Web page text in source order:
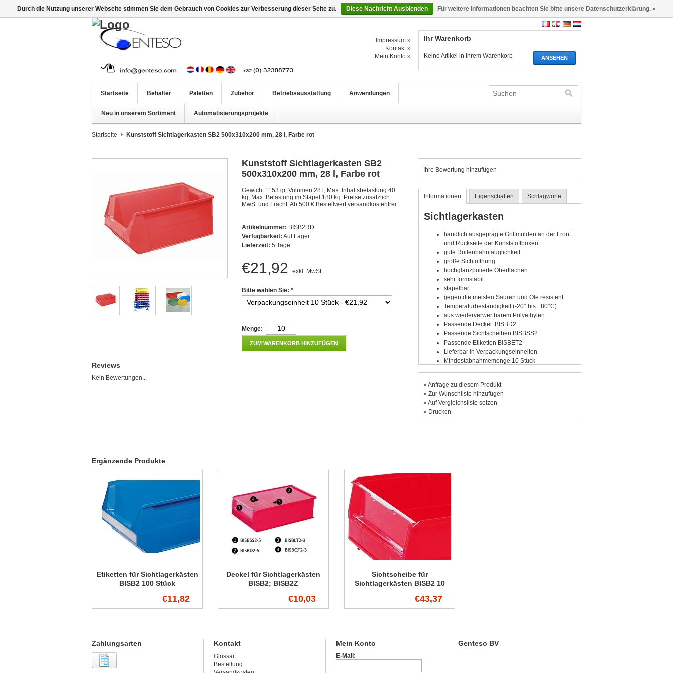
Impressum »
Kontakt »
Mein Konto »
Ihr Warenkorb
ANSEHEN
Keine Artikel in Ihrem Warenkorb
Startseite Behälter Paletten Zubehör Betriebsausstattung Anwendungen
Neu in unserem Sortiment Automatisierungsprojekte
Startseite Kunststoff Sichtlagerkasten SB2 500x310x200 mm, 28 l, Farbe rot
Kunststoff Sichtlagerkasten SB2
500x310x200 mm, 28 l, Farbe rot
Gewicht 1153 gr, Volumen 28 l, Max. Inhaltsbelastung 40
kg, Max. Belastung im Stapel 180 kg. Preise zusätzlich
MwSt und Fracht. Ab 500 € Bestellwert versandkostenfrei.
Artikelnummer: BISB2RD
Verfügbarkeit: Auf Lager
Lieferzeit: 5 Tage
€21,92 exkl. MwSt.
Bitte wählen Sie: *
Menge:
ZUM WARENKORB HINZUFÜGEN
Reviews
Kein Bewertungen...
Ihre Bewertung hinzufügen
Informationen Eigenschaften Schlagworte
Sichtlagerkasten
handlich ausgeprägte Griffmulden an der Front
und Rückseite der Kunststoffboxen
gute Rollenbahntauglichkeit
große Sichtöffnung
hochglanzpolierte Oberflächen
sehr formstabil
stapelbar
gegen die meisten Säuren und Öle resistent
Temperaturbeständigkeit (-20° bis +80°C)
aus wiederverwertbarem Polyethylen
Passende Deckel BISBD2
Passende Sichtscheiben BISBSS2
Passende Etiketten BISBET2
Lieferbar in Verpackungseinheiten
Mindestabnahmemenge 10 Stück
»Anfrage zu diesem Produkt
» Zur Wunschliste hinzufügen
»Auf Vergleichsliste setzen
» Drucken
Ergänzende Produkte
Etiketten für Sichtlagerkästen
BISB2 100 Stück
€11,82
Deckel für Sichtlagerkästen
BISB2; BISB2Z
€10,03
Sichtscheibe für
Sichtlagerkästen BISB2 10
€43,37
Zahlungsarten Kontakt
Glossar
Bestellung
Mein Konto
E-Mail:
Genteso BV
Durch die Nutzung unserer Webseite stimmen Sie dem Gebrauch von Cookies zur Verbesserung dieser Seite zu. Diese Nachricht Ausblenden Für weitere Informationen beachten Sie bitte unsere Datenschutzerklärung. »